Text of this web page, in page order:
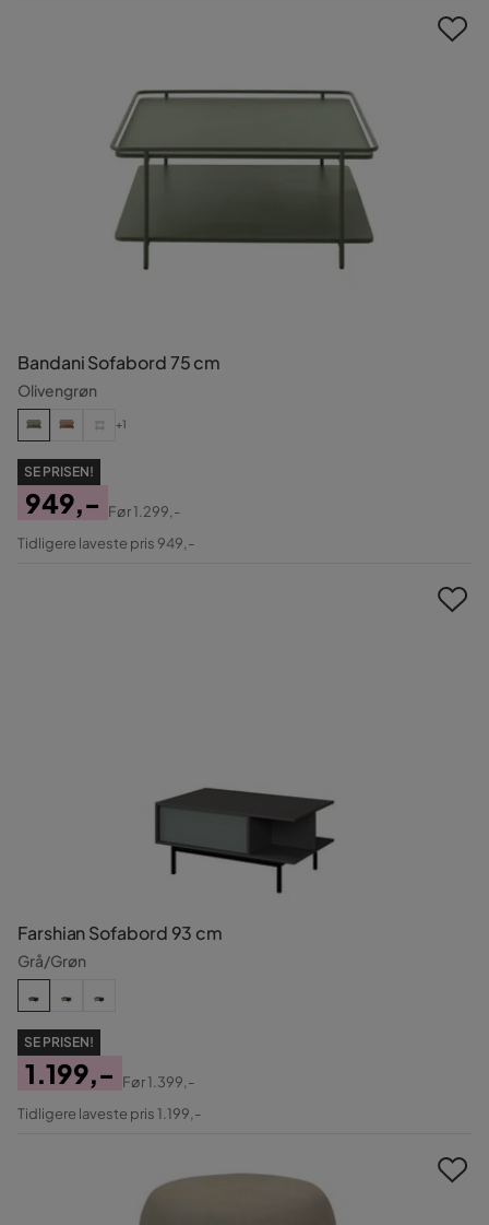
Bandani Sofabord 75 cm
Olivengrøn
+1
SE PRISEN!
Pris
949,-
Original
Før1.299,-
Tidligere laveste pris 949,-
Farshian Sofabord 93 cm
Grå/Grøn
SE PRISEN!
Pris
1.199,-
Original
Før1.399,-
Tidligere laveste pris 1.199,-